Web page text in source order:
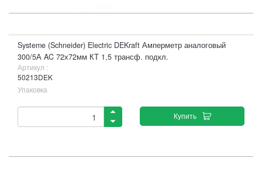
Systeme (Schneider) Electric DEKraft Амперметр аналоговый
300/5А AC 72х72мм КТ 1,5 трансф. подкл.
Артикул :
50213DEK
Упаковка
Купить